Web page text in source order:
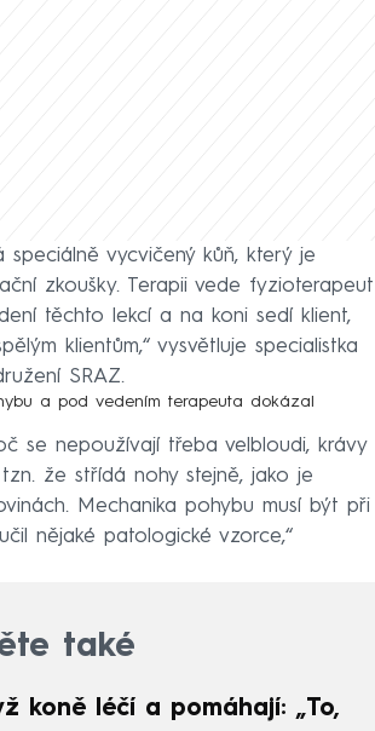
vycvičený kůň, který je
zkoušky. Terapii vede fyzioterapeut
těchto lekcí a na koni sedí klient,
klientům,“ vysvětluje specialistka
SRAZ.
a pod vedením terapeuta dokázal
se nepoužívají třeba velbloudi, krávy
že střídá nohy stejně, jako je
Mechanika pohybu musí být při
nějaké patologické vzorce,“
také
koně léčí a pomáhají: „To,